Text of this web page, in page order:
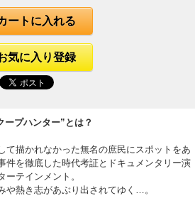
ートに入れる
気に入り登録
ープハンター”とは？
て描かれなかった無名の庶民にスポットをあ
件を徹底した時代考証とドキュメンタリー演
テインメント。
や熱き志があぶり出されてゆく…。